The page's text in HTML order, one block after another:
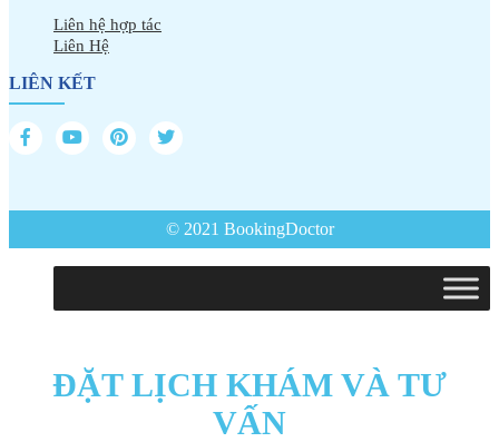
Liên hệ hợp tác
Liên Hệ
LIÊN KẾT
© 2021 BookingDoctor
ĐẶT LỊCH KHÁM VÀ TƯ
VẤN